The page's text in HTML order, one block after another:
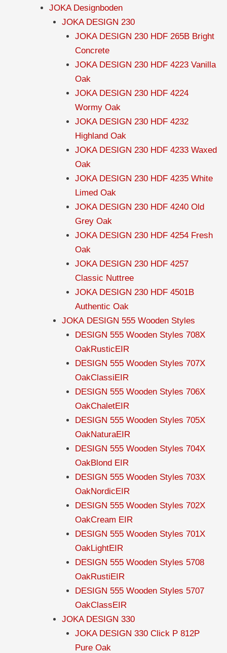
JOKA Designboden
JOKA DESIGN 230
JOKA DESIGN 230 HDF 265B Bright
Concrete
JOKA DESIGN 230 HDF 4223 Vanilla
Oak
JOKA DESIGN 230 HDF 4224
Wormy Oak
JOKA DESIGN 230 HDF 4232
Highland Oak
JOKA DESIGN 230 HDF 4233 Waxed
Oak
JOKA DESIGN 230 HDF 4235 White
Limed Oak
JOKA DESIGN 230 HDF 4240 Old
Grey Oak
JOKA DESIGN 230 HDF 4254 Fresh
Oak
JOKA DESIGN 230 HDF 4257
Classic Nuttree
JOKA DESIGN 230 HDF 4501B
Authentic Oak
JOKA DESIGN 555 Wooden Styles
DESIGN 555 Wooden Styles 708X
OakRusticEIR
DESIGN 555 Wooden Styles 707X
OakClassiEIR
DESIGN 555 Wooden Styles 706X
OakChaletEIR
DESIGN 555 Wooden Styles 705X
OakNaturaEIR
DESIGN 555 Wooden Styles 704X
OakBlond EIR
DESIGN 555 Wooden Styles 703X
OakNordicEIR
DESIGN 555 Wooden Styles 702X
OakCream EIR
DESIGN 555 Wooden Styles 701X
OakLightEIR
DESIGN 555 Wooden Styles 5708
OakRustiEIR
DESIGN 555 Wooden Styles 5707
OakClassEIR
JOKA DESIGN 330
JOKA DESIGN 330 Click P 812P
Pure Oak